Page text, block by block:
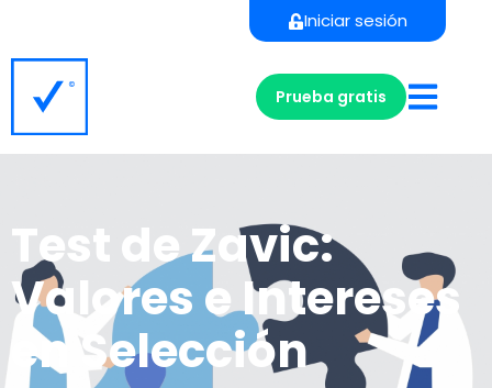
Iniciar sesión
Prueba gratis
Test de Zavic:
Valores e Intereses
en Selección